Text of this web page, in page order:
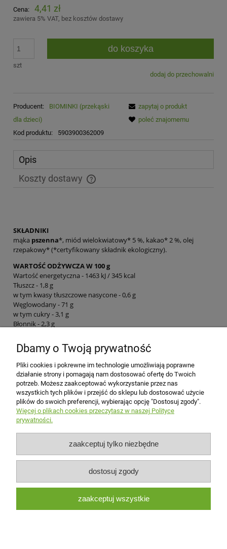
Cena: 4,41 zł
zawiera 5% VAT, bez kosztów dostawy
szt
do koszyka
dodaj do przechowalni
Producent:
BIOMINKI (przekąski
dla dzieci)
Kod produktu:
5903900362009
zapytaj o produkt
poleć znajomemu
Opis
Koszty dostawy
Cena nie zawiera ewentualnych kosztów płatności
SKŁADNIKI
mąka pszenna*, miód wielokwiatowy* 5 %, kakao* 2 %, olej
rzepakowy* (*certyfikowany składnik ekologiczny).
WARTOŚĆ ODŻYWCZA W 100 g
Wartość energetyczna - 1463 kJ / 345 kcal
Tłuszcz - 1,8 g
w tym kwasy tłuszczowe nasycone - 0,6 g
Węglowodany - 71 g
w tym cukry - 3,1 g
Błonnik - 2,3 g
Sól - 0 g
Przechowywać w suchym i chłodnym miejscu
Płatności i dostawa
Pomoc
Moje konto
O nas
Dbamy o Twoją prywatność
Pliki cookies i pokrewne im technologie umożliwiają poprawne
działanie strony i pomagają nam dostosować ofertę do Twoich
potrzeb. Możesz zaakceptować wykorzystanie przez nas
wszystkich tych plików i przejść do sklepu lub dostosować użycie
plików do swoich preferencji, wybierając opcję "Dostosuj zgody".
Więcej o plikach cookies przeczytasz w naszej Polityce
prywatności.
zaakceptuj tylko niezbędne
dostosuj zgody
zaakceptuj wszystkie